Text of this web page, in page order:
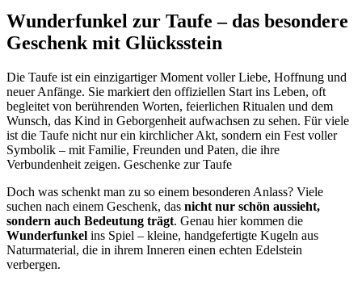
Wunderfunkel zur Taufe – das besondere
Geschenk mit Glücksstein
Die Taufe ist ein einzigartiger Moment voller Liebe, Hoffnung und
neuer Anfänge. Sie markiert den offiziellen Start ins Leben, oft
begleitet von berührenden Worten, feierlichen Ritualen und dem
Wunsch, das Kind in Geborgenheit aufwachsen zu sehen. Für viele
ist die Taufe nicht nur ein kirchlicher Akt, sondern ein Fest voller
Symbolik – mit Familie, Freunden und Paten, die ihre
Verbundenheit zeigen. Geschenke zur Taufe
Doch was schenkt man zu so einem besonderen Anlass? Viele
suchen nach einem Geschenk, das nicht nur schön aussieht,
sondern auch Bedeutung trägt. Genau hier kommen die
Wunderfunkel ins Spiel – kleine, handgefertigte Kugeln aus
Naturmaterial, die in ihrem Inneren einen echten Edelstein
verbergen.